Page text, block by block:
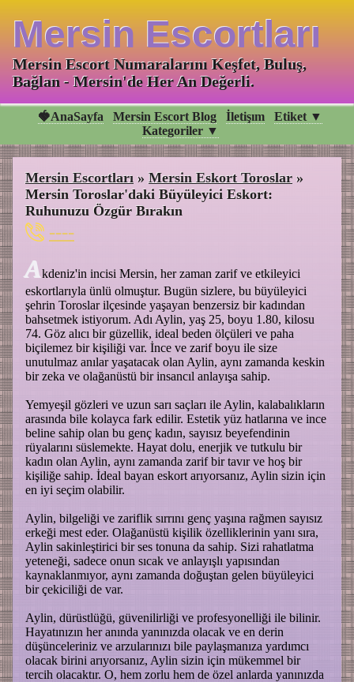
Mersin Escortları
Mersin Escort Numaralarını Keşfet, Buluş,
Bağlan - Mersin'de Her An Değerli.
🍓AnaSayfa Mersin Escort Blog İletişım
Etiket ▼
Kategoriler ▼
Mersin Escortları » Mersin Eskort Toroslar »
Mersin Toroslar'daki Büyüleyici Eskort:
Ruhunuzu Özgür Bırakın
----
Akdeniz'in incisi Mersin, her zaman zarif ve etkileyici
eskortlarıyla ünlü olmuştur. Bugün sizlere, bu büyüleyici
şehrin Toroslar ilçesinde yaşayan benzersiz bir kadından
bahsetmek istiyorum. Adı Aylin, yaş 25, boyu 1.80, kilosu
74. Göz alıcı bir güzellik, ideal beden ölçüleri ve paha
biçilemez bir kişiliği var. İnce ve zarif boyu ile size
unutulmaz anılar yaşatacak olan Aylin, aynı zamanda keskin
bir zeka ve olağanüstü bir insancıl anlayışa sahip.
Yemyeşil gözleri ve uzun sarı saçları ile Aylin, kalabalıkların
arasında bile kolayca fark edilir. Estetik yüz hatlarına ve ince
beline sahip olan bu genç kadın, sayısız beyefendinin
rüyalarını süslemekte. Hayat dolu, enerjik ve tutkulu bir
kadın olan Aylin, aynı zamanda zarif bir tavır ve hoş bir
kişiliğe sahip. İdeal bayan eskort arıyorsanız, Aylin sizin için
en iyi seçim olabilir.
Aylin, bilgeliği ve zariflik sırrını genç yaşına rağmen sayısız
erkeği mest eder. Olağanüstü kişilik özelliklerinin yanı sıra,
Aylin sakinleştirici bir ses tonuna da sahip. Sizi rahatlatma
yeteneği, sadece onun sıcak ve anlayışlı yapısından
kaynaklanmıyor, aynı zamanda doğuştan gelen büyüleyici
bir çekiciliği de var.
Aylin, dürüstlüğü, güvenilirliği ve profesyonelliği ile bilinir.
Hayatınızın her anında yanınızda olacak ve en derin
düşünceleriniz ve arzularınızı bile paylaşmanıza yardımcı
olacak birini arıyorsanız, Aylin sizin için mükemmel bir
tercih olacaktır. O, hem zorlu hem de özel anlarda yanınızda